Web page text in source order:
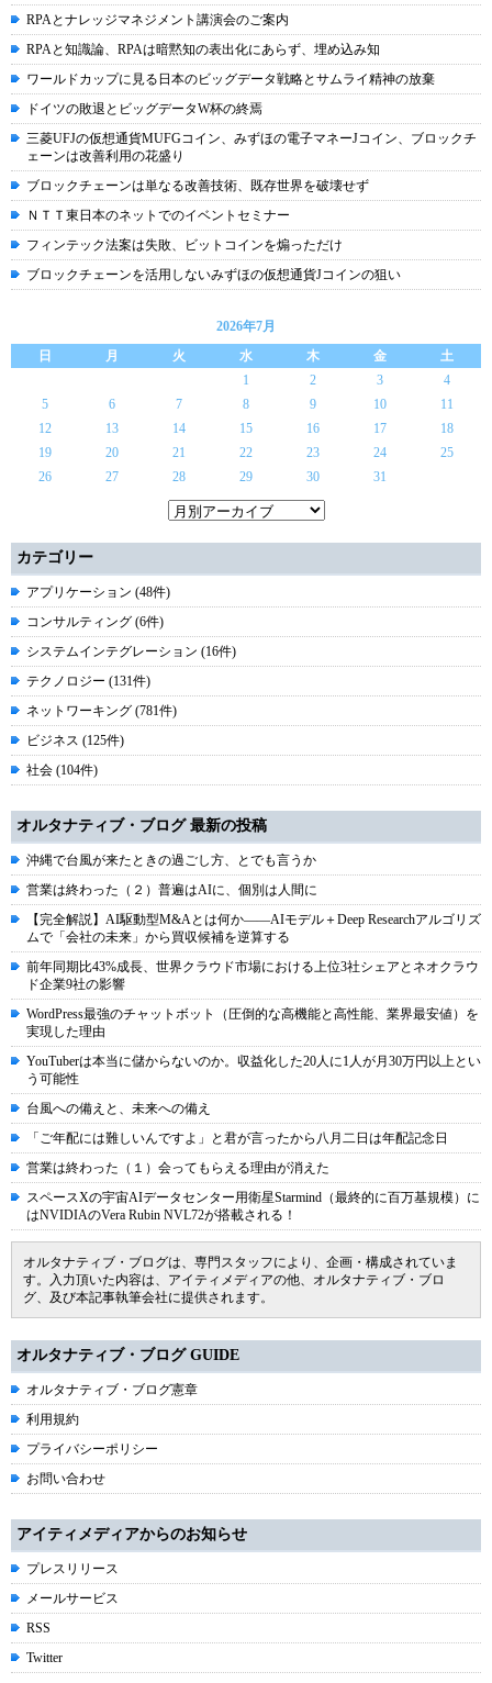
RPAとナレッジマネジメント講演会のご案内
RPAと知識論、RPAは暗黙知の表出化にあらず、埋め込み知
ワールドカップに見る日本のビッグデータ戦略とサムライ精神の放棄
ドイツの敗退とビッグデータW杯の終焉
三菱UFJの仮想通貨MUFGコイン、みずほの電子マネーJコイン、ブロックチ
ェーンは改善利用の花盛り
ブロックチェーンは単なる改善技術、既存世界を破壊せず
ＮＴＴ東日本のネットでのイベントセミナー
フィンテック法案は失敗、ビットコインを煽っただけ
ブロックチェーンを活用しないみずほの仮想通貨Jコインの狙い
2026年7月
日
月 火 水 木 金
土
1
2 3
4
5
6 7 8 9 10
11
12
13 14 15 16 17
18
19
20 21 22 23 24
25
26
27 28 29 30 31
カテゴリー
アプリケーション (48件)
コンサルティング (6件)
システムインテグレーション (16件)
テクノロジー (131件)
ネットワーキング (781件)
ビジネス (125件)
社会 (104件)
オルタナティブ・ブログ 最新の投稿
沖縄で台風が来たときの過ごし方、とでも言うか
営業は終わった（２）普遍はAIに、個別は人間に
【完全解説】AI駆動型M&Aとは何か――AIモデル＋Deep Researchアルゴリズ
ムで「会社の未来」から買収候補を逆算する
前年同期比43%成長、世界クラウド市場における上位3社シェアとネオクラウ
ド企業9社の影響
WordPress最強のチャットボット（圧倒的な高機能と高性能、業界最安値）を
実現した理由
YouTuberは本当に儲からないのか。収益化した20人に1人が月30万円以上とい
う可能性
台風への備えと、未来への備え
「ご年配には難しいんですよ」と君が言ったから八月二日は年配記念日
営業は終わった（１）会ってもらえる理由が消えた
スペースXの宇宙AIデータセンター用衛星Starmind（最終的に百万基規模）に
はNVIDIAのVera Rubin NVL72が搭載される！
オルタナティブ・ブログは、専門スタッフにより、企画・構成されていま
す。入力頂いた内容は、アイティメディアの他、オルタナティブ・ブロ
グ、及び本記事執筆会社に提供されます。
オルタナティブ・ブログ GUIDE
オルタナティブ・ブログ憲章
利用規約
プライバシーポリシー
お問い合わせ
アイティメディアからのお知らせ
プレスリリース
メールサービス
RSS
Twitter